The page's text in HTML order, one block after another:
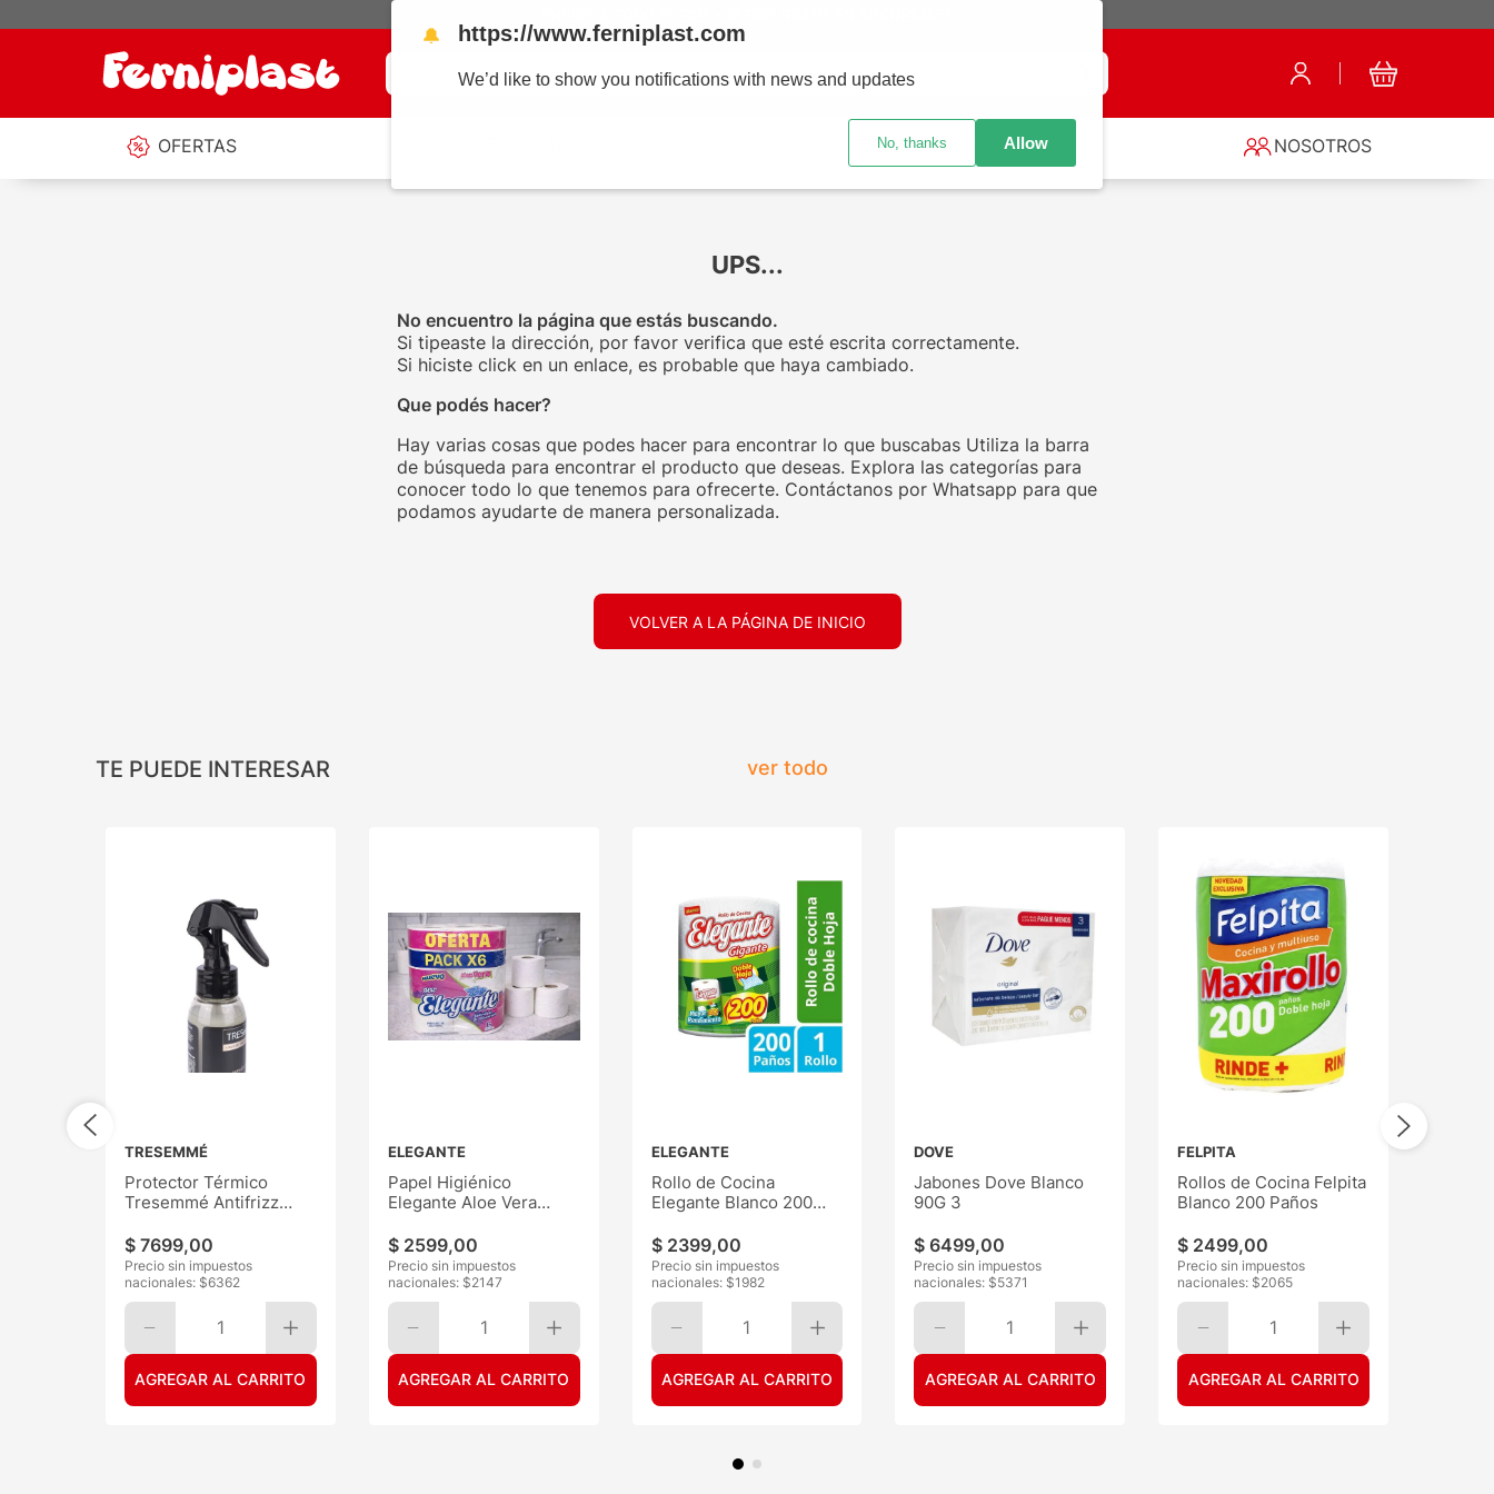
¿Qué estás buscando?
OFERTAS SUCURSALES NOSOTROS
UPS...
No encuentro la página que estás buscando.
Si tipeaste la dirección, por favor verifica que esté escrita correctamente.
Si hiciste click en un enlace, es probable que haya cambiado.
Que podés hacer?
Hay varias cosas que podes hacer para encontrar lo que buscabas Utiliza la barra
de búsqueda para encontrar el producto que deseas. Explora las categorías para
conocer todo lo que tenemos para ofrecerte. Contáctanos por Whatsapp para que
podamos ayudarte de manera personalizada.
VOLVER A LA PÁGINA DE INICIO
TE PUEDE INTERESAR ver todo
TRESEMMÉ
Protector Térmico
Tresemmé Antifrizz
$ 7699,00
Precio sin impuestos
nacionales: $6362
1
AGREGAR AL CARRITO
ELEGANTE
Papel Higiénico
Elegante Aloe Vera
$ 2599,00
Precio sin impuestos
nacionales: $2147
1
AGREGAR AL CARRITO
ELEGANTE
Rollo de Cocina
Elegante Blanco 200
$ 2399,00
Precio sin impuestos
nacionales: $1982
1
AGREGAR AL CARRITO
DOVE
Jabones Dove Blanco
90G 3
$ 6499,00
Precio sin impuestos
nacionales: $5371
1
AGREGAR AL CARRITO
FELPITA
Rollos de Cocina Felpita
Blanco 200 Paños
$ 2499,00
Precio sin impuestos
nacionales: $2065
1
AGREGAR AL CARRITO
🔔 https://www.ferniplast.com
We’d like to show you notifications with news and updates
No, thanks Allow